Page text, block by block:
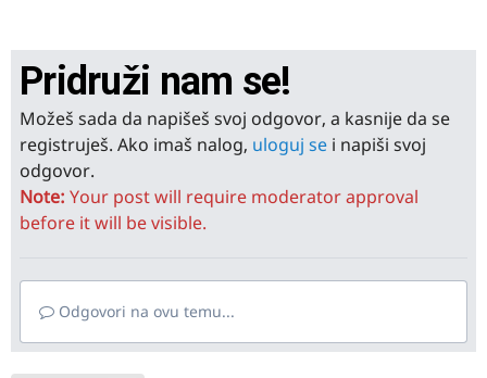
Pridruži nam se!
Možeš sada da napišeš svoj odgovor, a kasnije da se
registruješ. Ako imaš nalog, uloguj se i napiši svoj
odgovor.
Note: Your post will require moderator approval
before it will be visible.
Odgovori na ovu temu...